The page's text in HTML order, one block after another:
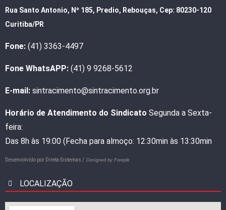
Rua Santo Antonio, Nº 185, Predio, Rebouças, Cep: 80230-120
Curitiba/PR
Fone: (41) 3363-4497
Fone WhatsAPP: (41) 9 9268-5612
E-mail: sintracimento@sintracimento.org.br
Horário de Atendimento do Sindicato Segunda a Sexta-
feira:
Das 8h às 19:00 (Fecha para almoço: 12:30min às 13:30min
Desenvolvido por Direta Sistemas / Designed by Freepik
LOCALIZAÇÃO